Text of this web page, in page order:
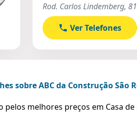
Rod. Carlos Lindemberg,
Ver Telefones
sobre ABC da Construção São
pelos melhores preços em Casa